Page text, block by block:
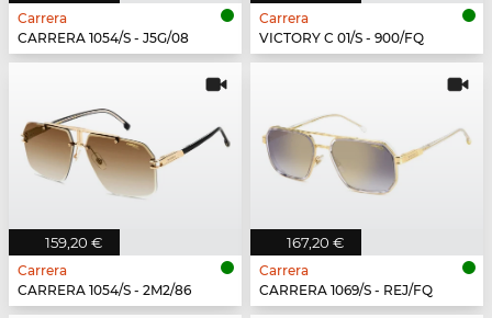
Carrera
CARRERA 1054/S - J5G/08
Carrera
VICTORY C 01/S - 900/FQ
159,20 €
Carrera
CARRERA 1054/S - 2M2/86
167,20 €
Carrera
CARRERA 1069/S - REJ/FQ